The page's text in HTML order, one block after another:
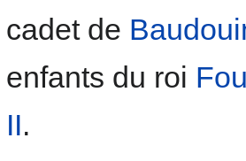
navigation
recherche
cadet de
enfants du roi
II.